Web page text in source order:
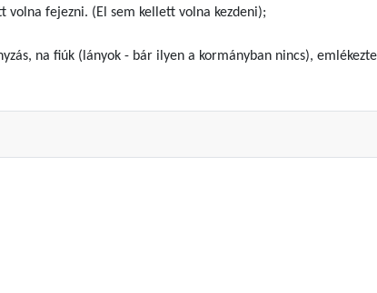
fejezni. (El sem kellett volna kezdeni);
na fiúk (lányok - bár ilyen a kormányban nincs),